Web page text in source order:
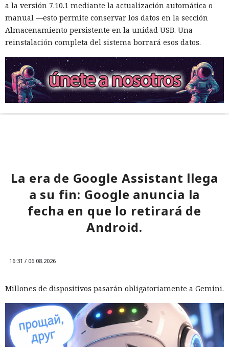
a la versión 7.10.1 mediante la actualización automática o
manual —esto permite conservar los datos en la sección
Almacenamiento persistente en la unidad USB. Una
reinstalación completa del sistema borrará esos datos.
La era de Google Assistant llega
a su fin: Google anuncia la
fecha en que lo retirará de
Android.
16:31 / 06.08.2026
Millones de dispositivos pasarán obligatoriamente a Gemini.